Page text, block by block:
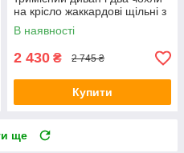
на крісло жаккардові щільні з
оборкою Kaspi свiтло-сiрий
В наявності
2 430 ₴ 2 745 ₴
Купити
ще